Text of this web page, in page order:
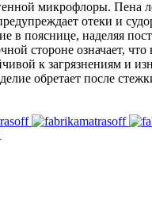
микрофлоры.
отеки и
в пояснице, наделяя
стороне означает,
к загрязнениям и
обретает после